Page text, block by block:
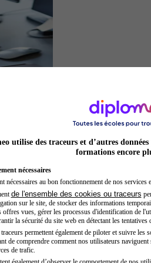
Développeur web
utilise des traceurs et d’autres
formations encore
nécessaires
nécessaires au bon fonctionnement de nos services
de l'ensemble des cookies ou traceurs
sur le site, de stocker des informations
offres vues, gérer les processus d'identification de
la sécurité du site web en détectant les
permettent également de piloter et suivre
de comprendre comment nos utilisateurs
de trafic.